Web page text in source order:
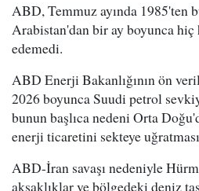
ABD, Temmuz ayında 1985'ten
Arabistan'dan bir ay boyunca
edemedi.
ABD Enerji Bakanlığının ön
2026 boyunca Suudi petrol
bunun başlıca nedeni Orta
enerji ticaretini sekteye
ABD-İran savaşı nedeniyle
aksaklıklar ve bölgedeki deniz